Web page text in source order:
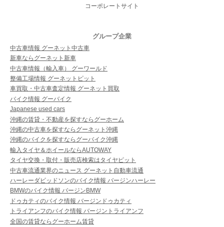
コーポレートサイト
グループ企業
中古車情報 グーネット中古車
新車ならグーネット新車
中古車情報（輸入車） グーワールド
整備工場情報 グーネットピット
車買取・中古車査定情報 グーネット買取
バイク情報 グーバイク
Japanese used cars
沖縄の賃貸・不動産を探すならグーホーム
沖縄の中古車を探すならグーネット沖縄
沖縄のバイクを探すならグーバイク沖縄
輸入タイヤ＆ホイールならAUTOWAY
タイヤ交換・取付・販売店検索はタイヤピット
中古車流通業界のニュース グーネット自動車流通
ハーレーダビッドソンのバイク情報 バージンハーレー
BMWのバイク情報 バージンBMW
ドゥカティのバイク情報 バージンドゥカティ
トライアンフのバイク情報 バージントライアンフ
全国の賃貸ならグーホーム賃貸